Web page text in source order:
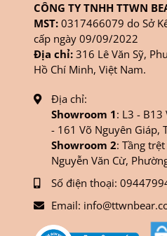
CÔNG TY TNHH TTWN
MST: 0317466079 do Sở
cấp ngày 09/09/2022
Địa chỉ: 316 Lê Văn Sỹ,
Hồ Chí Minh, Việt Nam.
Địa chỉ:
Showroom 1: L3 - B13
- 161 Võ Nguyên Giáp,
Showroom 2: Tầng
Nguyễn Văn Cừ,
Số điện thoại:
Email: